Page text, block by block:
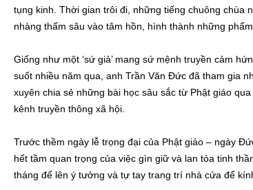
tụng kinh. Thời gian trôi đi, những tiếng chuông chùa
nhàng thấm sâu vào tâm hồn, hình thành những
Giống như một ‘sứ giả’ mang sứ mệnh truyền cảm
suốt nhiều năm qua, anh Trần Văn Đức đã tham gia
xuyên chia sẻ những bài học sâu sắc từ Phật giáo
kênh truyền thông xã hội.
Trước thềm ngày lễ trọng đại của Phật giáo – ngày
hết tầm quan trọng của việc gìn giữ và lan tỏa tinh
tháng để lên ý tưởng và tự tay trang trí nhà cửa để